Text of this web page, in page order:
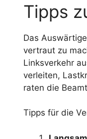
Tipps
Das
vertraut zu
Linksverkehr
verleiten,
raten die
Tipps für die